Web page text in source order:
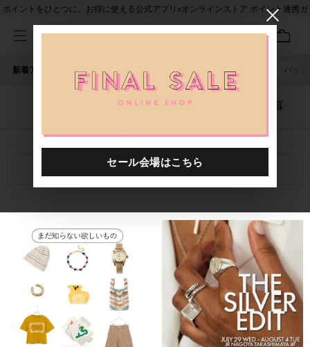
ポイントをひとつに。お得に使える公式アプリ×オンラインストア ポイント連携ガ
新着アイテム 人気ワード セール 40th限定 バッグ
「VAGUE WATCH CO.」に関する記事
関連キーワード